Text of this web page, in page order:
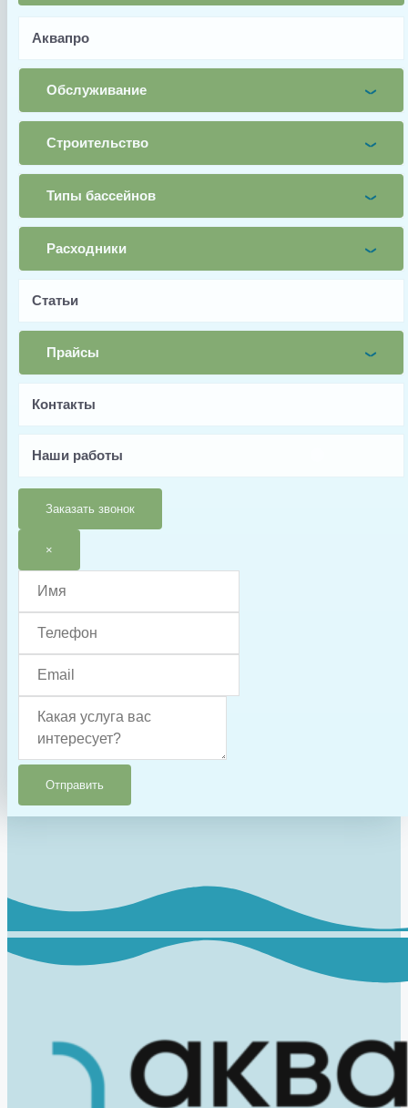
Аквапро
Обслуживание
Строительство
Типы бассейнов
Расходники
Статьи
Прайсы
Контакты
Наши работы
Заказать звонок
×
Отправить
Почта
Телефон
Заявка
Заводской артикул
Производитель
Kripsol
Вес, кг
Страна производства
Гарантия
6 месяцев
Тип запчасти
Соединение